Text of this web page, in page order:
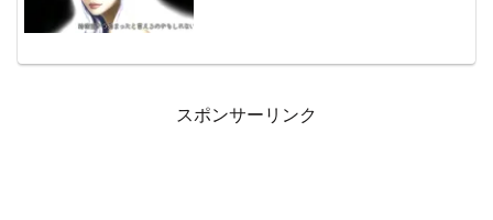
スポンサーリンク